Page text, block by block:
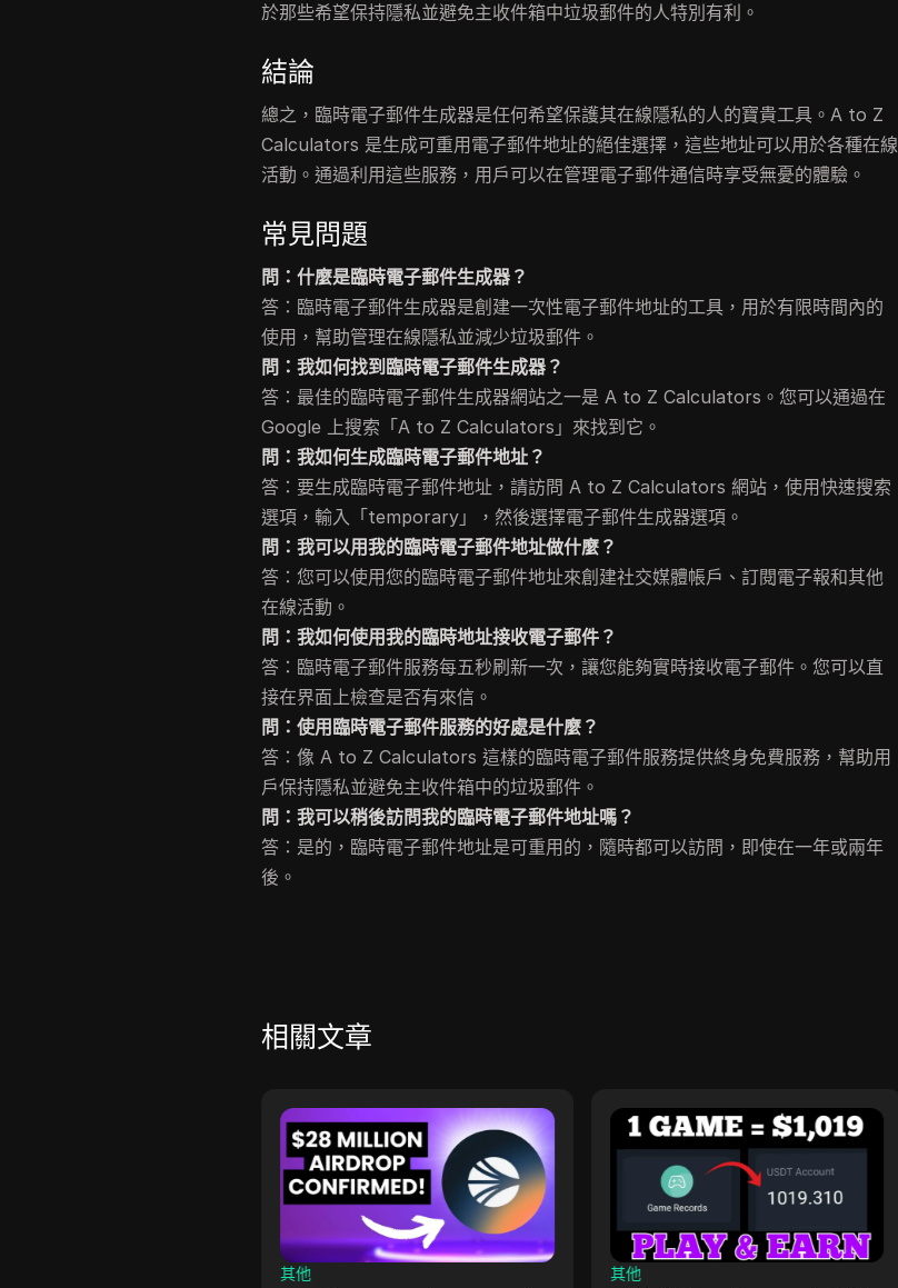
於那些希望保持隱私並避免主收件箱中垃圾郵件的人特別有利。
結論
總之，臨時電子郵件生成器是任何希望保護其在線隱私的人的寶貴工具。A to Z
Calculators 是生成可重用電子郵件地址的絕佳選擇，這些地址可以用於各種在線
活動。通過利用這些服務，用戶可以在管理電子郵件通信時享受無憂的體驗。
常見問題
問：什麼是臨時電子郵件生成器？
答：臨時電子郵件生成器是創建一次性電子郵件地址的工具，用於有限時間內的
使用，幫助管理在線隱私並減少垃圾郵件。
問：我如何找到臨時電子郵件生成器？
答：最佳的臨時電子郵件生成器網站之一是 A to Z Calculators。您可以通過在
Google 上搜索「A to Z Calculators」來找到它。
問：我如何生成臨時電子郵件地址？
答：要生成臨時電子郵件地址，請訪問 A to Z Calculators 網站，使用快速搜索
選項，輸入「temporary」，然後選擇電子郵件生成器選項。
問：我可以用我的臨時電子郵件地址做什麼？
答：您可以使用您的臨時電子郵件地址來創建社交媒體帳戶、訂閱電子報和其他
在線活動。
問：我如何使用我的臨時地址接收電子郵件？
答：臨時電子郵件服務每五秒刷新一次，讓您能夠實時接收電子郵件。您可以直
接在界面上檢查是否有來信。
問：使用臨時電子郵件服務的好處是什麼？
答：像 A to Z Calculators 這樣的臨時電子郵件服務提供終身免費服務，幫助用
戶保持隱私並避免主收件箱中的垃圾郵件。
問：我可以稍後訪問我的臨時電子郵件地址嗎？
答：是的，臨時電子郵件地址是可重用的，隨時都可以訪問，即使在一年或兩年
後。
相關文章
其他 其他